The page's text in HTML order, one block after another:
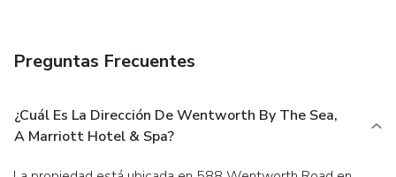
Preguntas Frecuentes
¿Cuál Es La Dirección De Wentworth By The Sea,
A Marriott Hotel & Spa?